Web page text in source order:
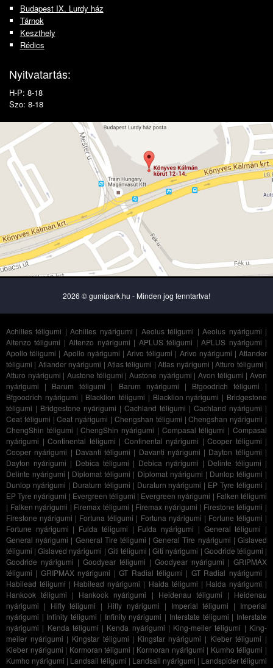
Budapest IX. Lurdy ház
Tárnok
Keszthely
Rédics
Nyitvatartás:
H-P: 8-18
Szo: 8-18
2026 © gumipark.hu - Minden jog fenntartva!
Achilles téligumi |Achilles nyárigumi | Aeolus téligumi |Aeolus nyárigumi |
Altenzo téligumi |Altenzo nyárigumi | APLUS téligumi |APLUS nyárigumi |
Apollo téligumi | Apollo nyárigumi |Arivo téligumi | Arivo nyárigumi |Atlander
téligumi | Atlander nyárigumi | Atlas téligumi |Atlas nyárigumi |Atturo téligumi |
Atturo nyárigumi |Austone téligumi |Austone nyárigumi |Avon téligumi |Avon
nyárigumi | Barum téligumi | Barum nyárigumi | Bfgoodrich téligumi |
Bfgoodrich nyárigumi | Blacklion téligumi | Blacklion nyárigumi | Bridgestone
téligumi | Bridgestone nyárigumi | Cachland téligumi | Cachland nyárigumi |
Ceat téligumi |Ceat nyárigumi | Chengshan téligumi |Chengshan nyárigumi |
ChengShin téligumi |ChengShin nyárigumi | Compasal téligumi |Compasal
nyárigumi | Continental téligumi | Continental nyárigumi | Cooper téligumi |
Cooper nyárigumi | Davanti téligumi | Davanti nyárigumi | Dayton téligumi |
Dayton nyárigumi | Debica téligumi | Debica nyárigumi | Delinte téligumi |
Delinte nyárigumi | Diplomat téligumi | Diplomat nyárigumi | Dunlop téligumi |
Dunlop nyárigumi | Duraturn téligumi | Duraturn nyárigumi | EP Tyre téligumi |
EP Tyre nyárigumi | Evergreen téligumi | Evergreen nyárigumi | Falken téligumi
| Falken nyárigumi | Firemax téligumi | Firemax nyárigumi | Firestone téligumi |
Firestone nyárigumi | Fortuna téligumi | Fortuna nyárigumi | Fortune téligumi |
Fortune nyárigumi | Fulda téligumi | Fulda nyárigumi | General téligumi |
General nyárigumi | General Tire téligumi |General Tire nyárigumi |Gislaved
téligumi |Gislaved nyárigumi | Giti téligumi |Giti nyárigumi | Goodride téligumi |
Goodride nyárigumi | Goodyear téligumi | Goodyear nyárigumi | GRIPMAX
téligumi | GRIPMAX nyárigumi |GT Radial téligumi | GT Radial nyárigumi |
Habilead téligumi | Habilead nyárigumi | Haida téligumi | Haida nyárigumi |
Hankook téligumi | Hankook nyárigumi | Heidenau téligumi | Heidenau
nyárigumi | Hifly téligumi | Hifly nyárigumi | Imperial téligumi | Imperial
nyárigumi | Infinity téligumi | Infinity nyárigumi | Interstate téligumi | Interstate
nyárigumi | Kenda téligumi | Kenda nyárigumi | King-meiler téligumi | King-
meiler nyárigumi | Kingstar téligumi | Kingstar nyárigumi | Kleber téligumi |
Kleber nyárigumi | Kormoran téligumi | Kormoran nyárigumi | Kumho téligumi |
Kumho nyárigumi | Landsail téligumi | Landsail nyárigumi | Landspider téligumi